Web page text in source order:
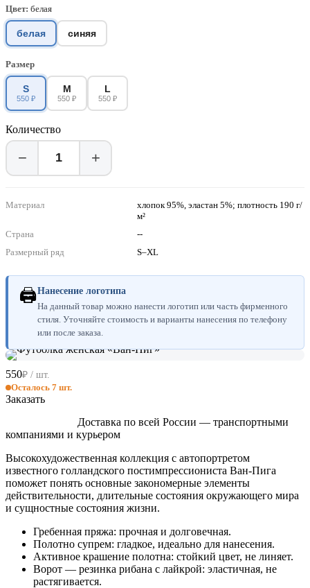
Цвет: белая
белая синяя
Размер
S
550 ₽
M
550 ₽
L
550 ₽
Количество
− +
Материал
хлопок 95%, эластан 5%; плотность 190 г/
м²
Страна
--
Размерный ряд
S–XL
🖨Нанесение логотипа
На данный товар можно нанести логотип или часть фирменного
стиля. Уточняйте стоимость и варианты нанесения по телефону
или после заказа.
550₽ / шт.
Осталось 7 шт.
Заказать
Доставка по всей России — транспортными
компаниями и курьером
Высокохудожественная коллекция с автопортретом
известного голландского постимпрессиониста Ван-Пига
поможет понять основные закономерные элементы
действительности, длительные состояния окружающего мира
и сущностные состояния жизни.
Гребенная пряжа: прочная и долговечная.
Полотно супрем: гладкое, идеально для нанесения.
Активное крашение полотна: стойкий цвет, не линяет.
Ворот — резинка рибана с лайкрой: эластичная, не
растягивается.